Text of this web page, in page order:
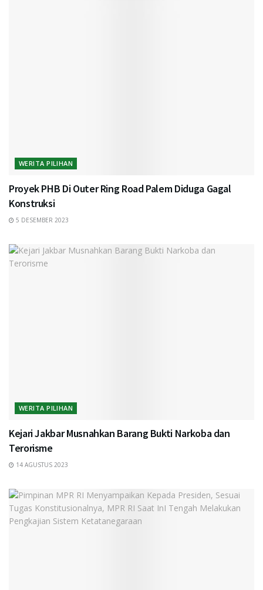
WERITA PILIHAN
Proyek PHB Di Outer Ring Road Palem Diduga Gagal
Konstruksi
5 DESEMBER 2023
WERITA PILIHAN
Kejari Jakbar Musnahkan Barang Bukti Narkoba dan
Terorisme
14 AGUSTUS 2023